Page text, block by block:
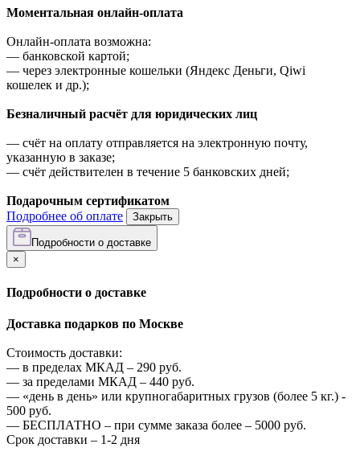
Моментальная онлайн-оплата
Онлайн-оплата возможна:
— банковской картой;
— через электронные кошельки (Яндекс Деньги, Qiwi
кошелек и др.);
Безналичный расчёт для юридических лиц
— счёт на оплату отправляется на электронную почту,
указанную в заказе;
— счёт действителен в течение 5 банковских дней;
Подарочным сертификатом
Подробнее об оплате
Закрыть
Подробности о доставке
×
Подробности о доставке
Доставка подарков по Москве
Стоимость доставки:
— в пределах МКАД – 290 руб.
— за пределами МКАД – 440 руб.
— «день в день» или крупногабаритных грузов (более 5 кг.) -
500 руб.
— БЕСПЛАТНО – при сумме заказа более – 5000 руб.
Срок доставки – 1-2 дня